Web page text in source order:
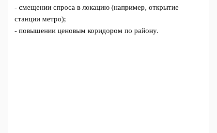
- смещении спроса в локацию (например, открытие
станции метро);
- повышении ценовым коридором по району.